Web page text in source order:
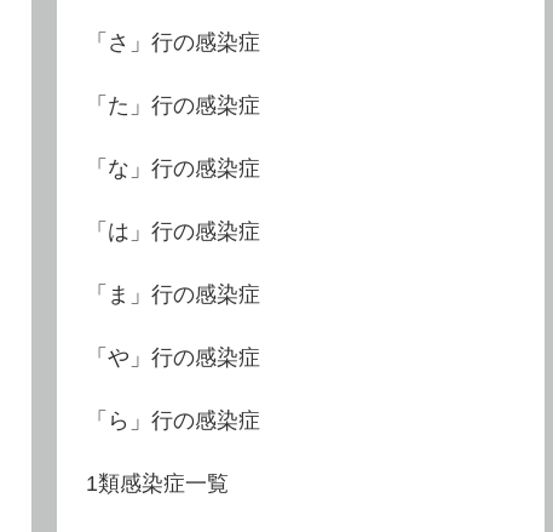
「さ」行の感染症
「た」行の感染症
「な」行の感染症
「は」行の感染症
「ま」行の感染症
「や」行の感染症
「ら」行の感染症
1類感染症一覧